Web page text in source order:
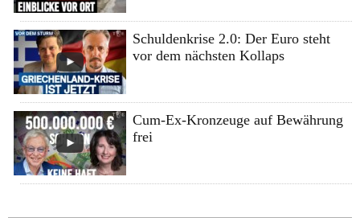
Schuldenkrise 2.0: Der Euro steht
vor dem nächsten Kollaps
Cum-Ex-Kronzeuge auf Bewährung
frei